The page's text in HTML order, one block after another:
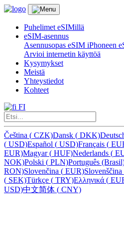
Puhelimet eSIMillä
eSIM-asennus
Asennusopas eSIM iPhoneen
Arvioi internetin käyttöä
Kysymykset
Meistä
Yhteystiedot
Kohteet
FI
Čeština ( CZK)Dansk ( DKK)
( USD)Español ( USD)Français (
EUR)Magyar( HUF)Nederlands (
NOK)Polski ( PLN)Português
RON)Slovenčina ( EUR)Slovenščina
( SEK)Türkçe ( TRY)Ελληνικά (
USD)中文简体 ( CNY)